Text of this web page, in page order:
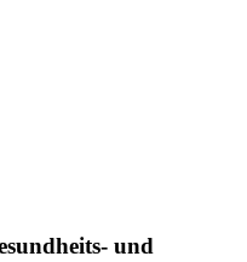
und